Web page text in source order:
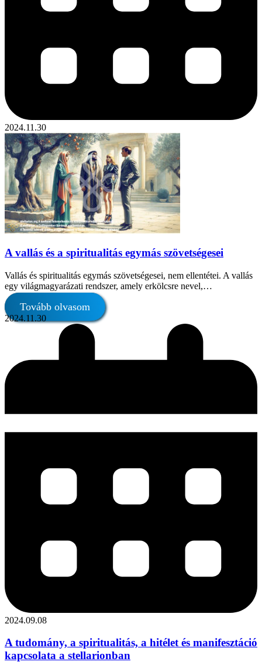
2024.11.30
A vallás és a spiritualitás egymás szövetségesei
Vallás és spiritualitás egymás szövetségesei, nem ellentétei. A vallás
egy világmagyarázati rendszer, amely erkölcsre nevel,…
Tovább olvasom
2024.11.30
2024.09.08
A tudomány, a spiritualitás, a hitélet és manifesztáció
kapcsolata a stellarionban